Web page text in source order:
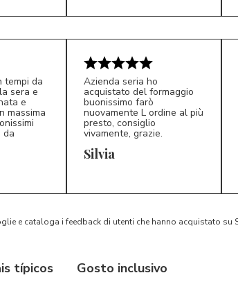
tempi da
sera e
e
massima
da
S*
Azienda seria ho
acquistato del formaggio
buonissimo farò
nuovamente L ordine al più
presto, consiglio
vivamente, grazie.
Silvia
e cataloga i feedback di utenti che hanno acquistato su
típicos Gosto inclusivo